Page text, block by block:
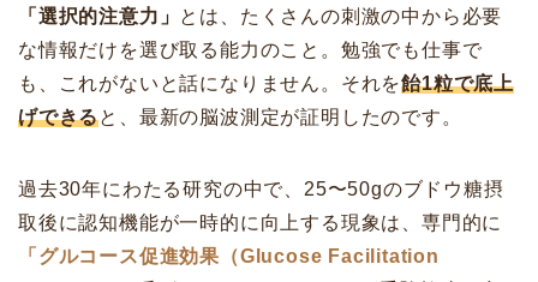
「選択的注意力」 とは、たくさんの刺激の中から必要
な情報だけを選び取る能力のこと。勉強でも仕事で
も、これがないと話になりません。それを飴1粒で底上
げできると、最新の脳波測定が証明したのです。
過去30年にわたる研究の中で、25〜50gのブドウ糖摂
取後に認知機能が一時的に向上する現象は、専門的に
「グルコース促進効果（Glucose Facilitation